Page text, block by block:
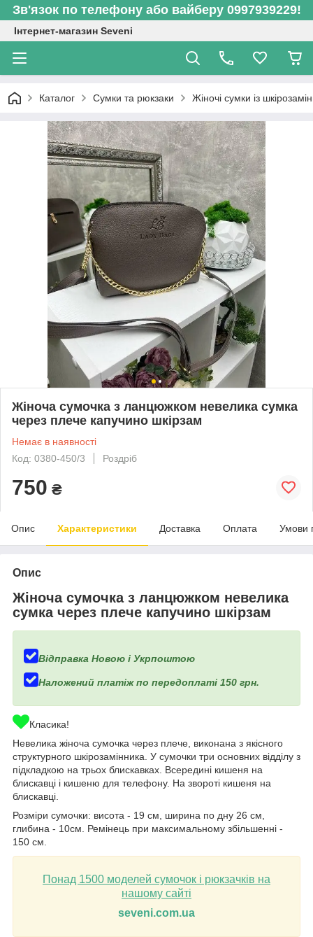
Зв'язок по телефону або вайберу 0997939229!
Інтернет-магазин Seveni
Каталог Сумки та рюкзаки Жіночі сумки із
Жіноча сумочка з ланцюжком невелика сумка
через плече капучино шкірзам
Немає в наявності
Код: 0380-450/3
Роздріб
750 ₴
Опис Характеристики Доставка Оплата Умови
Опис
Жіноча сумочка з ланцюжком невелика
сумка через плече капучино шкірзам
Відправка Новою і Укрпоштою
Наложений платіж по передоплаті 150 грн.
Класика!
Невелика жіноча сумочка через плече, виконана з якісного
структурного шкірозамінника. У сумочки три основних відділу з
підкладкою на трьох блискавках. Всередині кишеня на
блискавці і кишеню для телефону. На звороті кишеня на
блискавці.
Розміри сумочки: висота - 19 см, ширина по дну 26 см,
глибина - 10см. Ремінець при максимальному збільшенні -
150 см.
Понад 1500 моделей сумочок і рюкзачків на
нашому сайті
seveni.com.ua